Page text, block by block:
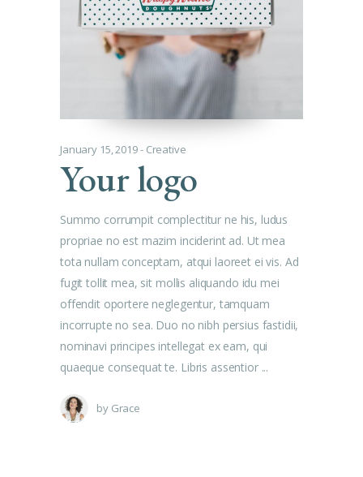
January 15, 2019 Creative
Your logo
Summo corrumpit complectitur ne his, ludus
propriae no est mazim inciderint ad. Ut mea
tota nullam conceptam, atqui laoreet ei vis. Ad
fugit tollit mea, sit mollis aliquando idu mei
offendit oportere neglegentur, tamquam
incorrupte no sea. Duo no nibh persius fastidii,
nominavi principes intellegat ex eam, qui
quaeque consequat te. Libris assentior
by Grace